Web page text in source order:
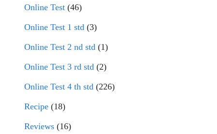
Online Test (46)
Online Test 1 std (3)
Online Test 2 nd std (1)
Online Test 3 rd std (2)
Online Test 4 th std (226)
Recipe (18)
Reviews (16)